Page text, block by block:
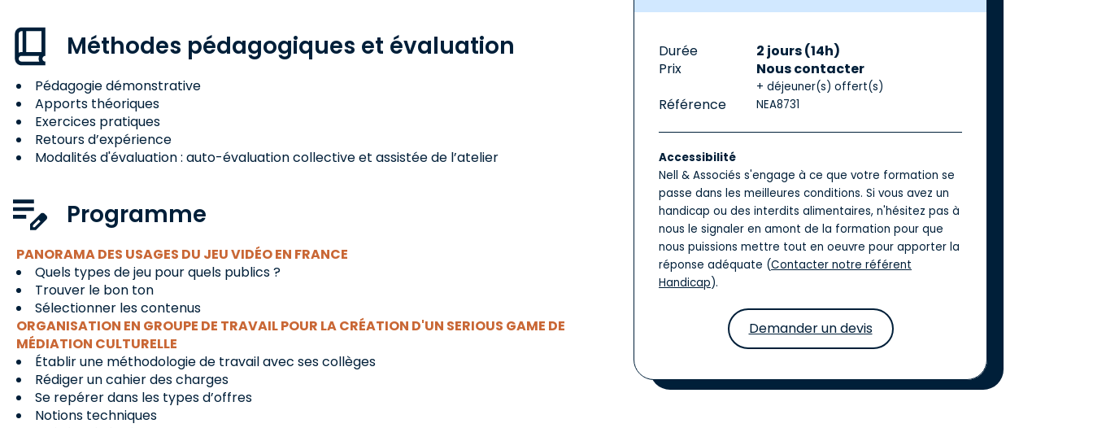
Méthodes pédagogiques et évaluation
Pédagogie démonstrative
Apports théoriques
Exercices pratiques
Retours d’expérience
Modalités d'évaluation : auto-évaluation collective et assistée de l’atelier
Programme
PANORAMA DES USAGES DU JEU VIDÉO EN FRANCE
Quels types de jeu pour quels publics ?
Trouver le bon ton
Sélectionner les contenus
ORGANISATION EN GROUPE DE TRAVAIL POUR LA CRÉATION D'UN SERIOUS GAME DE
MÉDIATION CULTURELLE
Établir une méthodologie de travail avec ses collèges
Rédiger un cahier des charges
Se repérer dans les types d’offres
Notions techniques
Durée
2 jours (14h)
Prix
Nous contacter
+ déjeuner(s) offert(s)
Référence NEA8731
Accessibilité
Nell & Associés s'engage à ce que votre formation se
passe dans les meilleures conditions. Si vous avez un
handicap ou des interdits alimentaires, n'hésitez pas à
nous le signaler en amont de la formation pour que
nous puissions mettre tout en oeuvre pour apporter la
réponse adéquate (Contacter notre référent
Handicap).
Demander un devis